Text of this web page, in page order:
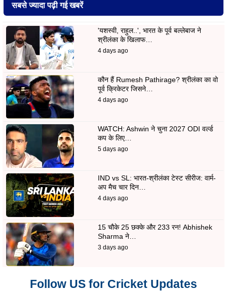
सबसे ज्यादा पढ़ी गई खबरें
'यशस्वी, राहुल..', भारत के पूर्व बल्लेबाज ने
श्रीलंका के खिलाफ…
4 days ago
कौन हैं Rumesh Pathirage? श्रीलंका का वो
पूर्व क्रिकेटर जिसने…
4 days ago
WATCH: Ashwin ने चुना 2027 ODI वर्ल्ड
कप के लिए…
5 days ago
IND vs SL: भारत-श्रीलंका टेस्ट सीरीज: वार्म-
अप मैच चार दिन…
4 days ago
15 चौके 25 छक्के और 233 रन! Abhishek
Sharma ने…
3 days ago
Follow US for Cricket Updates